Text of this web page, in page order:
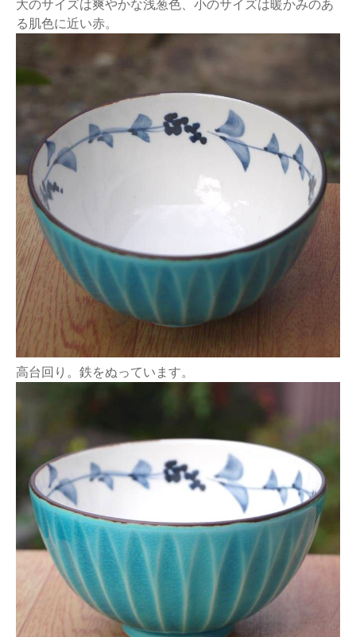
大のサイズは爽やかな浅葱色、小のサイズは暖かみのあ
る肌色に近い赤。
高台回り。鉄をぬっています。